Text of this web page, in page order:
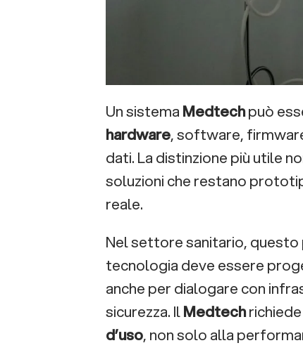
Un sistema Medtechpuò
hardware, software,
dati. La distinzione più utile
soluzioni che restano
reale.
Nel settore sanitario,
tecnologia deve essere
anche per dialogare con
sicurezza. IlMedtech
d’uso, non solo alla